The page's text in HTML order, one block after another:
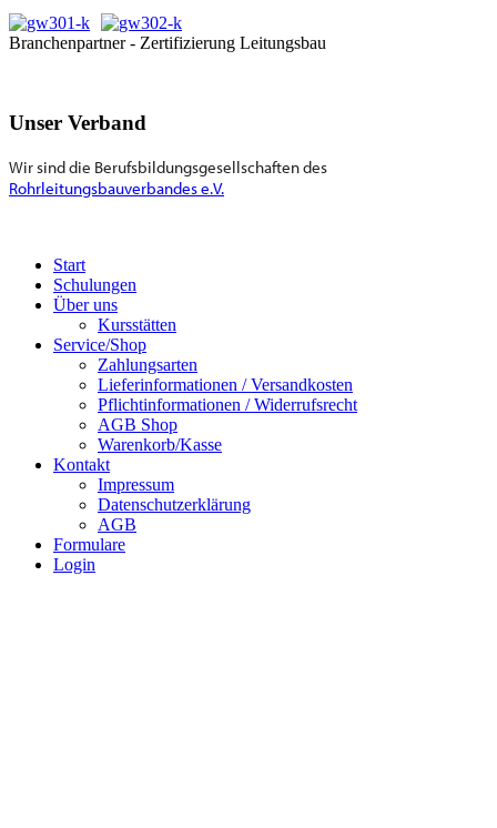
Branchenpartner - Zertifizierung Leitungsbau
Unser Verband
Wir sind die Berufsbildungsgesellschaften des
Rohrleitungsbauverbandes e.V.
Start
Schulungen
Über uns
Kursstätten
Service/Shop
Zahlungsarten
Lieferinformationen / Versandkosten
Pflichtinformationen / Widerrufsrecht
AGB Shop
Warenkorb/Kasse
Kontakt
Impressum
Datenschutzerklärung
AGB
Formulare
Login